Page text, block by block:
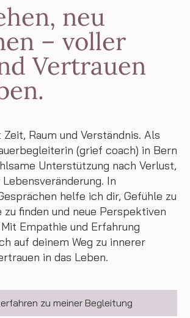
neu
– voller
Vertrauen
Raum und Verständnis. Als
(grief coach) in Bern
Unterstützung nach Verlust,
In
helfe ich dir, Gefühle zu
zu finden und neue Perspektiven
Empathie und Erfahrung
auf deinem Weg zu innerer
in das Leben.
zu meiner Begleitung